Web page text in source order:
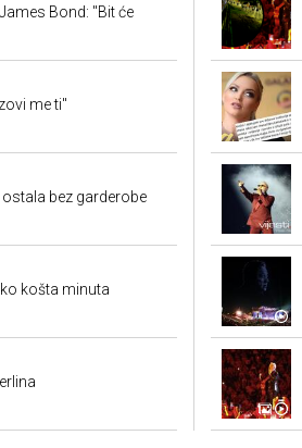
Bond: "Bit će
me ti"
bez garderobe
košta minuta